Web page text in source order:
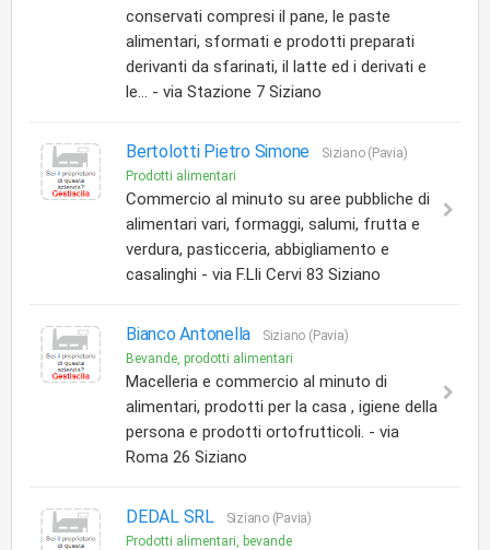
conservati compresi il pane, le paste
alimentari, sformati e prodotti preparati
derivanti da sfarinati, il latte ed i derivati e
le... - via Stazione 7 Siziano
Bertolotti Pietro Simone
Siziano (Pavia)
Prodotti alimentari
Commercio al minuto su aree pubbliche di
alimentari vari, formaggi, salumi, frutta e
verdura, pasticceria, abbigliamento e
casalinghi - via F.Lli Cervi 83 Siziano
Bianco Antonella
Siziano (Pavia)
Bevande, prodotti alimentari
Macelleria e commercio al minuto di
alimentari, prodotti per la casa , igiene della
persona e prodotti ortofrutticoli. - via
Roma 26 Siziano
DEDAL SRL
Siziano (Pavia)
Prodotti alimentari, bevande